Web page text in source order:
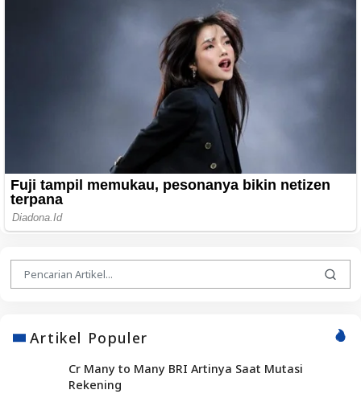
Artikel Populer
Cr Many to Many BRI Artinya Saat Mutasi
Rekening